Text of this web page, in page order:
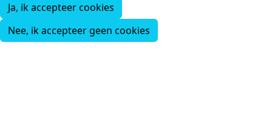
Ja, ik accepteer cookies
Nee, ik accepteer geen cookies